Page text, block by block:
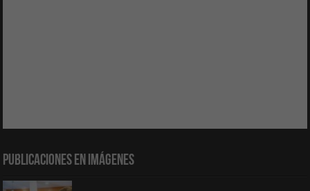
Publicaciones en Imágenes